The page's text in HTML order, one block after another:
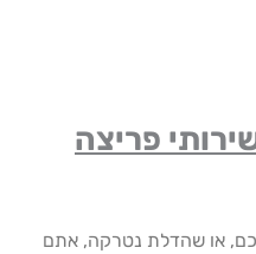
פריצה
שהדלת נטרקה, אתם